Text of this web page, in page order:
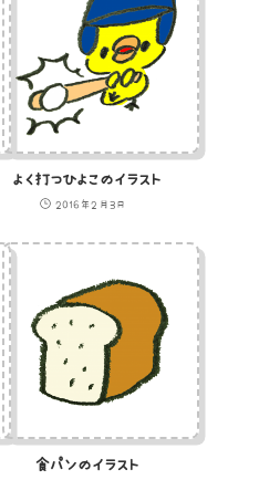
よく打つひよこのイラスト
2016年2月3日
食パンのイラスト